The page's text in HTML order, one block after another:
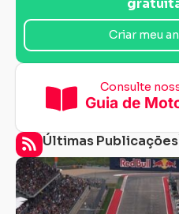
Criar meu
Consulte
Guia de
Últimas Publicações